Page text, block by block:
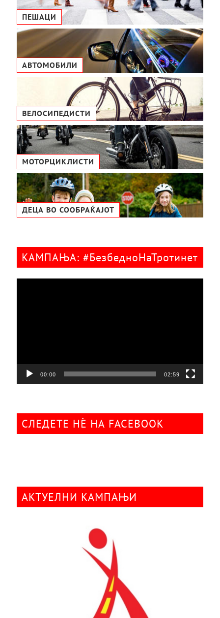
ПЕШАЦИ
АВТОМОБИЛИ
ВЕЛОСИПЕДИСТИ
МОТОРЦИКЛИСТИ
ДЕЦА ВО СООБРАЌАЈОТ
КАМПАЊА: #БезбедноНаТротинет
00:00 02:59
СЛЕДЕТЕ НÈ НА FACEBOOK
АКТУЕЛНИ КАМПАЊИ